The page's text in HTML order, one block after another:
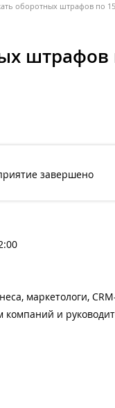
оборотных штрафов по
завершено
маркетологи,
и